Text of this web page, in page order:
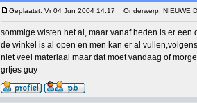
Geplaatst: Vr 04 Jun 2004 14:17 Onderwerp: NIEUWE
sommige wisten het al, maar vanaf heden is er
de winkel is al open en men kan er al
niet veel materiaal maar dat moet vandaag of
grtjes guy